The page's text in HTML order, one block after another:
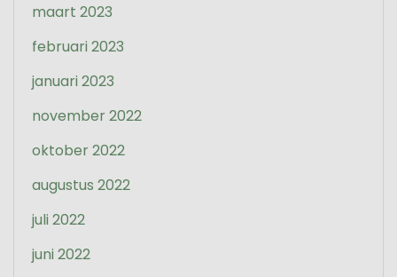
maart 2023
februari 2023
januari 2023
november 2022
oktober 2022
augustus 2022
juli 2022
juni 2022